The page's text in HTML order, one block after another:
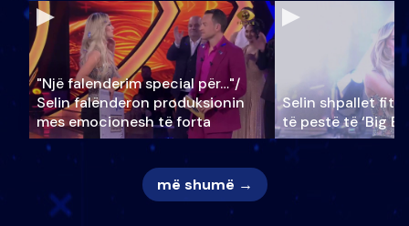
"Një falenderim special për…"/
Selin falënderon produksionin
mes emocionesh të forta
Selin shpallet
të pestë të ‘Big
më shumë →